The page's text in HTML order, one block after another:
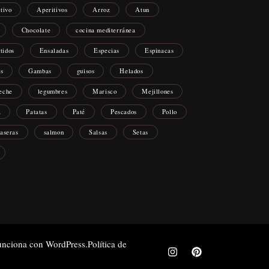
Aperitivos Arroz Atun
Chocolate cocina mediterránea
Ensaladas Especias Espinacas
Gambas guisos Helados
legumbres Marisco Mejillones
Patatas Paté Pescados Pollo
salmon Salsas Setas
con WordPress.Política de